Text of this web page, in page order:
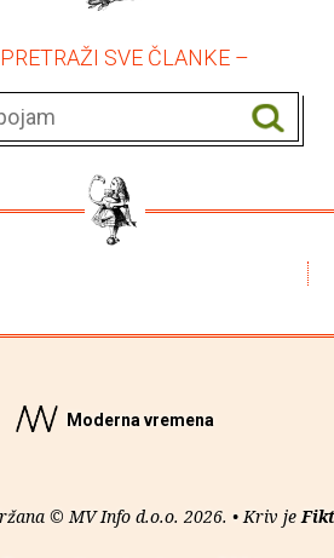
SVE ČLANKE –
Moderna vremena
© MV Info d.o.o. 2026. • Kriv je